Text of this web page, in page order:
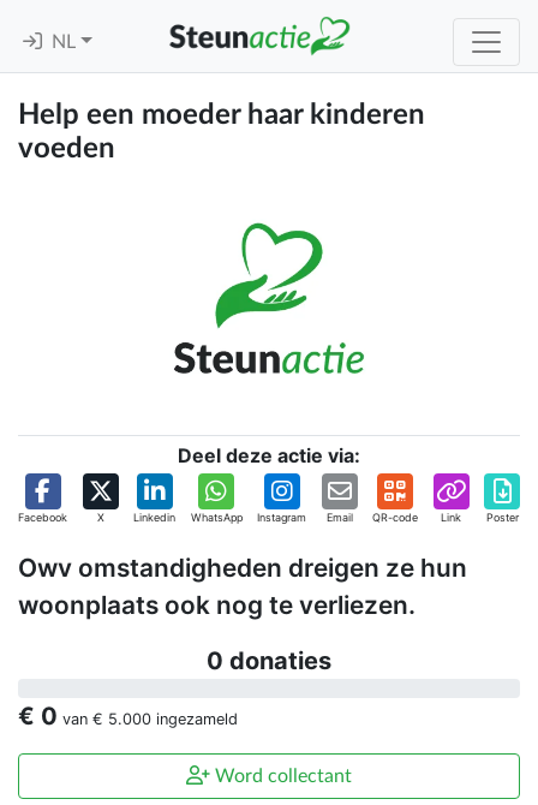
NL
Help een moeder haar kinderen
voeden
Deel deze actie via:
Facebook X Linkedin WhatsApp Instagram Email QR-code Link Poster
Owv omstandigheden dreigen ze hun
woonplaats ook nog te verliezen.
0 donaties
€ 0 van € 5.000 ingezameld
Word collectant